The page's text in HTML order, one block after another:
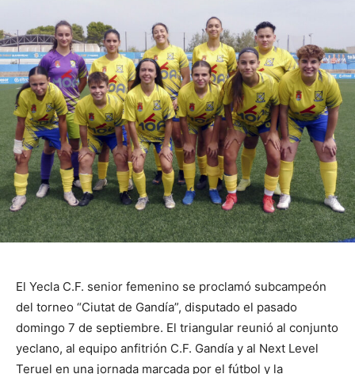
El Yecla C.F. senior femenino se proclamó subcampeón
del torneo “Ciutat de Gandía”, disputado el pasado
domingo 7 de septiembre. El triangular reunió al conjunto
yeclano, al equipo anfitrión C.F. Gandía y al Next Level
Teruel en una jornada marcada por el fútbol y la